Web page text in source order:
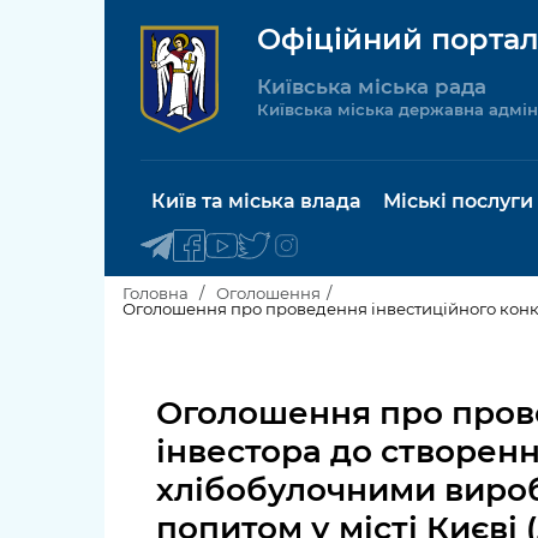
Офіційний
Київська міська рада
Київська міська державна
Київ та міська влада
Київська міська рада
Про Київ
Керівництво КМДА
Міські послуги
Пільги,
Паспорт,
Головна
Оголошення
Оголошення про
інвестора до
хлібобулочними
попитом у місті Києві